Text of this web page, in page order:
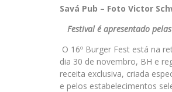
Savá Pub – Foto Victor
Festival é apresentado
O 16º Burger Fest está na
dia 30 de novembro, BH e
receita exclusiva, criada
e pelos estabelecimentos